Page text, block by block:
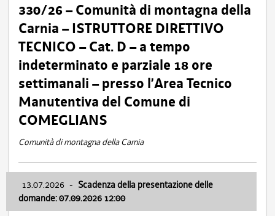
330/26 – Comunità di montagna della
Carnia – ISTRUTTORE DIRETTIVO
TECNICO – Cat. D – a tempo
indeterminato e parziale 18 ore
settimanali – presso l’Area Tecnico
Manutentiva del Comune di
COMEGLIANS
Comunità di montagna della Carnia
13.07.2026 - Scadenza della presentazione delle
domande: 07.09.2026 12:00